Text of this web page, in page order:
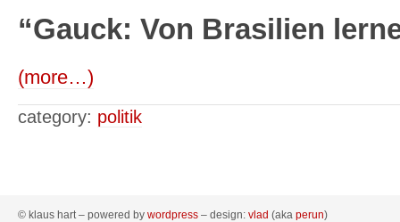
“Gauck: Von Brasilien
(more…)
category: politik
© klaus hart – powered by wordpress – design: vlad (aka perun)